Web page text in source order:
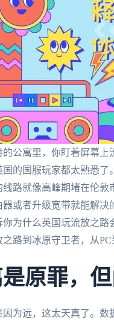
公寓里，你盯着屏幕
的国服玩家都太熟悉
路就像高峰期堵在伦
或者升级宽带就能解
为什么英国玩流放之
路到冰原守卫者，从
原罪，
为远，这太天真了。